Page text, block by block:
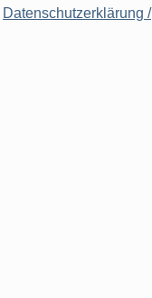
Datenschutzerklärung /